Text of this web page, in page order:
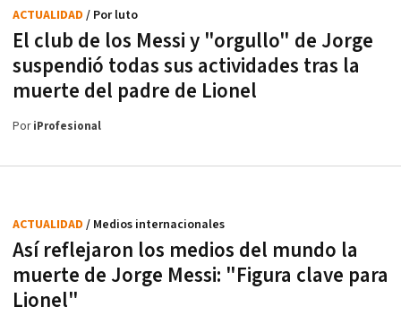
El club de los Messi y "orgullo" de Jorge
suspendió todas sus actividades tras la
muerte del padre de Lionel
ACTUALIDAD / Por luto
PoriProfesional
Así reflejaron los medios del mundo la
muerte de Jorge Messi: "Figura clave para
Lionel"
ACTUALIDAD / Medios internacionales